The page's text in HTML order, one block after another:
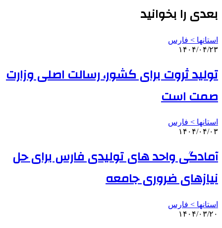
بعدی را بخوانید
استانها > فارس
۱۴۰۴/۰۴/۲۳
تولید ثروت برای کشور، رسالت اصلی وزارت
صمت است
استانها > فارس
۱۴۰۴/۰۴/۰۳
آمادگی واحد های تولیدی فارس برای حل
نیازهای ضروری جامعه
استانها > فارس
۱۴۰۴/۰۳/۲۰